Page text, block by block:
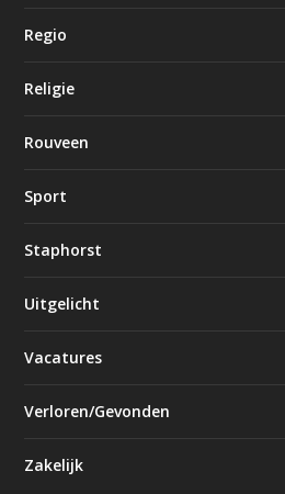
Regio
Religie
Rouveen
Sport
Staphorst
Uitgelicht
Vacatures
Verloren/Gevonden
Zakelijk